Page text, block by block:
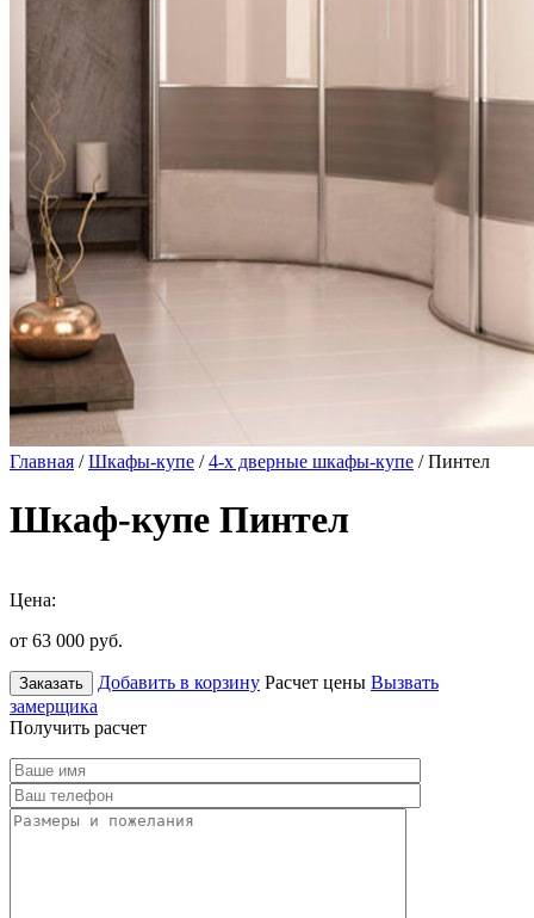
Главная /Шкафы-купе /4-х дверные шкафы-купе / Пинтел
Шкаф-купе Пинтел
Цена:
от 63 000 руб.
Заказать Добавить в корзину Расчет цены Вызвать
замерщика
Получить расчет